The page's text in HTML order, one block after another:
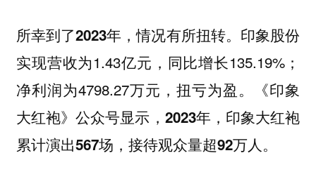
所幸到了2023年，情况有所扭转。 印象股份
实现营收为1.43亿元，同比增长135.19%；
净利润为4798.27万元，扭亏为盈。《印象
大红袍》公众号显示，2023年，印象大红袍
累计演出567场，接待观众量超92万人。